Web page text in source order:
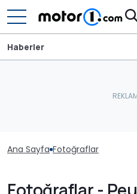
Haberler
Ana Sayfa Fotoğraflar